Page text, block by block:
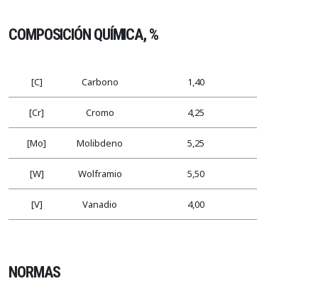
COMPOSICIÓN QUÍMICA, %
[C] Carbono 1,40
[Cr] Cromo 4,25
[Mo] Molibdeno 5,25
[W] Wolframio 5,50
[V] Vanadio 4,00
NORMAS